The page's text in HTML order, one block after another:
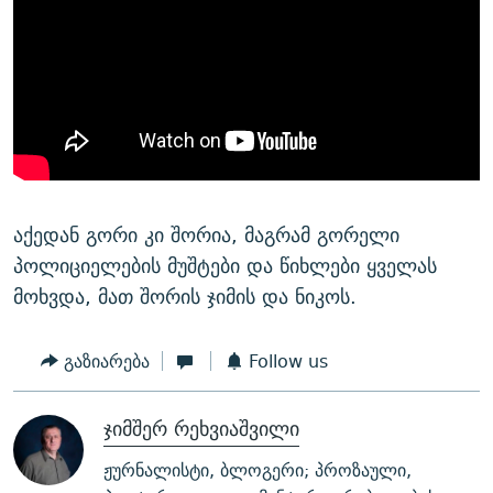
ᲐᲛᲔᲠᲘᲙᲣᲚᲘ ᲛᲝᲗᲮᲠᲝᲑᲐ
ᲘᲛᲞᲔᲠᲘᲐ ᲓᲐ ᲠᲐᲓᲘᲝ
ᲑᲐᲕᲨᲕᲔᲑᲘ ᲞᲠᲝᲡᲢᲘᲢᲣᲪᲘᲐᲨᲘ - ᲐᲛᲝᲣᲗᲥᲛᲔᲚᲘ ᲐᲛᲑᲐᲕᲘ
5 ᲐᲛᲑᲐᲕᲘ - 20 ᲘᲕᲜᲘᲡᲡ ᲓᲐᲨᲐᲕᲔᲑᲣᲚᲔᲑᲘ
ᲐᲒᲕᲘᲡᲢᲝᲡ ᲝᲛᲘ
ПРИВЕТ ᲙᲣᲚᲢᲣᲠᲐ
რთე/რთ-ის ყველა საიტი
აქედან გორი კი შორია, მაგრამ გორელი
პოლიციელების მუშტები და წიხლები ყველას
მოხვდა, მათ შორის ჯიმის და ნიკოს.
გაზიარება Follow us
ჯიმშერ რეხვიაშვილი
ჟურნალისტი, ბლოგერი; პროზაული,